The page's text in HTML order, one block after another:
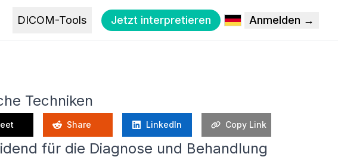
DICOM-Tools Jetzt interpretieren Anmelden →
Techniken
Share LinkedIn Copy Link
für die Diagnose und Behandlung